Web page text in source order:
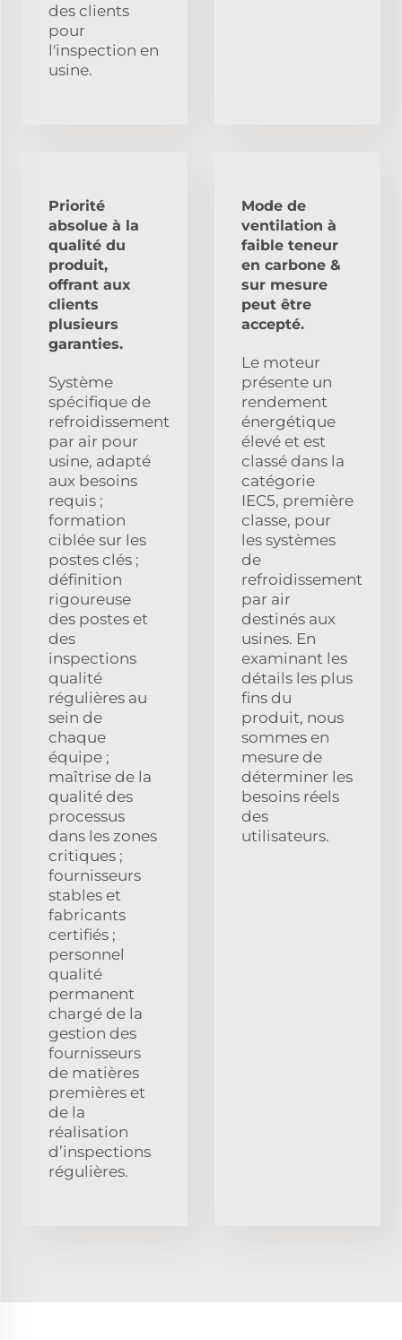
des clients
pour
l'inspection en
usine.
Priorité
absolue à la
qualité du
produit,
offrant aux
clients
plusieurs
garanties.
Système
spécifique de
refroidissement
par air pour
usine, adapté
aux besoins
requis ;
formation
ciblée sur les
postes clés ;
définition
rigoureuse
des postes et
des
inspections
qualité
régulières au
sein de
chaque
équipe ;
maîtrise de la
qualité des
processus
dans les zones
critiques ;
fournisseurs
stables et
fabricants
certifiés ;
personnel
qualité
permanent
chargé de la
gestion des
fournisseurs
de matières
premières et
de la
réalisation
d’inspections
régulières.
Mode de
ventilation à
faible teneur
en carbone &
sur mesure
peut être
accepté.
Le moteur
présente un
rendement
énergétique
élevé et est
classé dans la
catégorie
IEC5, première
classe, pour
les systèmes
de
refroidissement
par air
destinés aux
usines. En
examinant les
détails les plus
fins du
produit, nous
sommes en
mesure de
déterminer les
besoins réels
des
utilisateurs.